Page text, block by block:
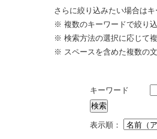
さらに絞り込みたい場合は
※ 複数のキーワードで絞り
※ 検索方法の選択に応じて
※ スペースを含めた複数の
キーワード
表示順：